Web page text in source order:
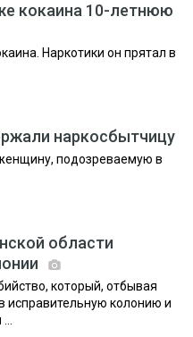
кокаина 10-летнюю
Наркотики он прятал в
наркосбытчицу
подозреваемую в
области
который, отбывая
исправительную колонию и